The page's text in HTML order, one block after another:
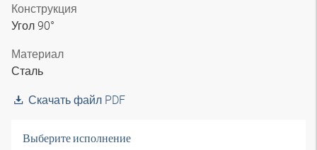
Конструкция
Угол 90°
Материал
Сталь
Скачать файл PDF
Выберите исполнение